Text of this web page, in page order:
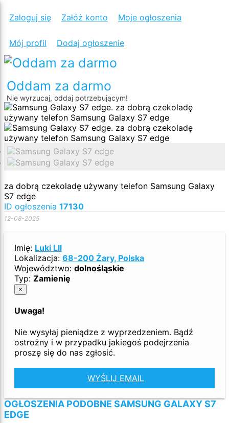
Zaloguj się Załóż konto Moje ogłoszenia
Mój profil Dodaj ogłoszenie
Oddam za darmo
Nie wyrzucaj, oddaj potrzebującym!
SAMSUNG
za dobrą czekoladę używany telefon Samsung Galaxy
S7 edge
ID ogłoszenia 17130
12-08-2025
Imię: Luki Lll
Lokalizacja: 68-200 Żary, Polska
Województwo: dolnośląskie
Typ: Zamienię
×
Uwaga!
Nie wysyłaj pieniądze z wyprzedzeniem. Bądź
ostrożny i w przypadku jakiegoś podejrzenia
proszę się do nas zgłosić.
WYŚLIJ EMAIL
OGŁOSZENIA PODOBNE SAMSUNG GALAXY S7
EDGE